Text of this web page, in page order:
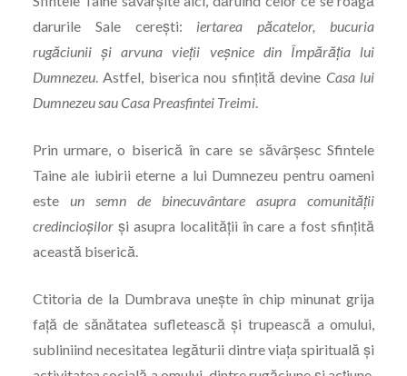
darurile Sale cerești: iertarea păcatelor, bucuria
rugăciuniiși arvuna vieții veșnice din Împărăția lui
Dumnezeu. Astfel, biserica nou sfințită devine Casa lui
DumnezeusauCasa Preasfintei Treimi.
Prin urmare, o biserică în care se săvârșesc Sfintele
Taine ale iubirii eterne a lui Dumnezeu pentru oameni
este un semn de binecuvântare asupra comunității
credincioșilorşi asupra localității în care a fost sfințită
această biserică.
Ctitoria de la Dumbrava unește în chip minunat grija
faţă de sănătatea sufletească şi trupească a omului,
subliniind necesitatea legăturii dintre viaţa spirituală şi